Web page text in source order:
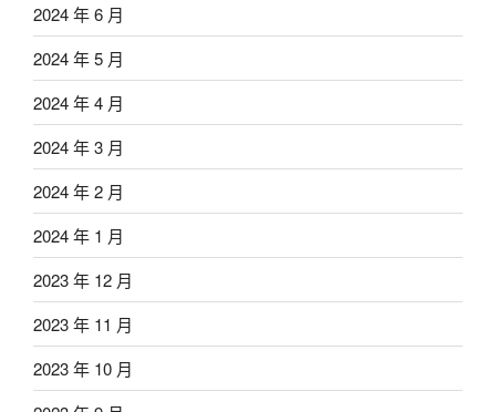
2024 年 6 月
2024 年 5 月
2024 年 4 月
2024 年 3 月
2024 年 2 月
2024 年 1 月
2023 年 12 月
2023 年 11 月
2023 年 10 月